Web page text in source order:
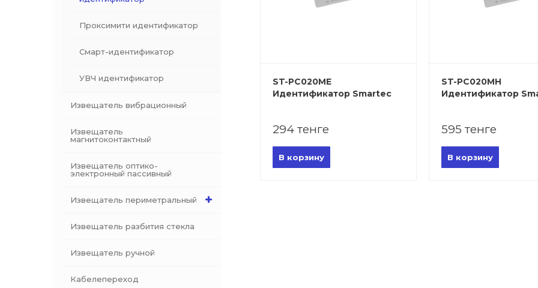
Проксимити идентификатор
Смарт-идентификатор
УВЧ идентификатор
Извещатель вибрационный
Извещатель
магнитоконтактный
Извещатель оптико-
электронный пассивный
Извещатель периметральный
Извещатель разбития стекла
Извещатель ручной
Кабелепереход
ST-PC020ME
Идентификатор Smartec
294 тенге
В корзину
ST-PC020MH
Идентификатор
595 тенге
В корзину